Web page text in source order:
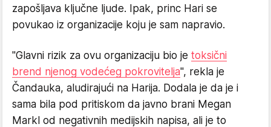
zapošljava ključne ljude. Ipak, princ Hari se
povukao iz organizacije koju je sam napravio.
"Glavni rizik za ovu organizaciju bio je toksični
brend njenog vodećeg pokrovitelja", rekla je
Čandauka, aludirajući na Harija. Dodala je da je i
sama bila pod pritiskom da javno brani Megan
Markl od negativnih medijskih napisa, ali je to